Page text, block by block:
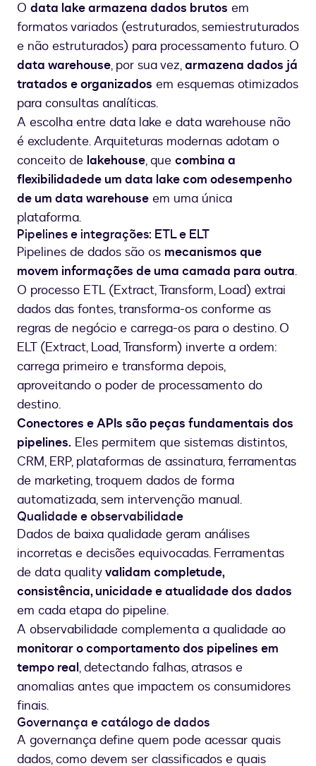
O data lake armazena dados brutos em
formatos variados (estruturados, semiestruturados
e não estruturados) para processamento futuro. O
data warehouse, por sua vez,armazena dados já
tratados e organizados em esquemas otimizados
para consultas analíticas.
A escolha entre data lake e data warehouse não
é excludente. Arquiteturas modernas adotam o
conceito de lakehouse, que combina a
flexibilidadede um data lake com odesempenho
de um data warehouse em uma única
plataforma.
Pipelines e integrações: ETL e ELT
Pipelines de dados são os mecanismos que
movem informações de uma camada para outra.
O processo ETL (Extract, Transform, Load) extrai
dados das fontes, transforma-os conforme as
regras de negócio e carrega-os para o destino. O
ELT (Extract, Load, Transform) inverte a ordem:
carrega primeiro e transforma depois,
aproveitando o poder de processamento do
destino.
Conectores e APIs são peças fundamentais dos
pipelines. Eles permitem que sistemas distintos,
CRM, ERP, plataformas de assinatura, ferramentas
de marketing, troquem dados de forma
automatizada, sem intervenção manual.
Qualidade e observabilidade
Dados de baixa qualidade geram análises
incorretas e decisões equivocadas. Ferramentas
de data qualityvalidam completude,
consistência, unicidade e atualidade dos dados
em cada etapa do pipeline.
A observabilidade complementa a qualidade ao
monitorar o comportamento dos pipelines em
tempo real, detectando falhas, atrasos e
anomalias antes que impactem os consumidores
finais.
Governança e catálogo de dados
A governança define quem pode acessar quais
dados, como devem ser classificados e quais